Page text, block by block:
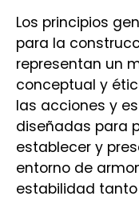
Los principios
para la
representan un
conceptual y
las acciones y
diseñadas para
establecer y
entorno de
estabilidad